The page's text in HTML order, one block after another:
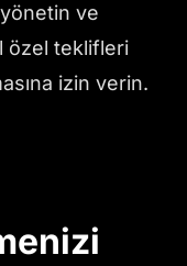
ve
özel teklifleri
izin verin.